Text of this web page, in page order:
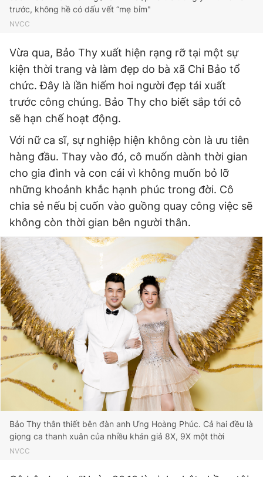
trước, không hề có dấu vết “mẹ bỉm"
NVCC
Vừa qua, Bảo Thy xuất hiện rạng rỡ tại một sự
kiện thời trang và làm đẹp do bà xã Chi Bảo tổ
chức. Đây là lần hiếm hoi người đẹp tái xuất
trước công chúng. Bảo Thy cho biết sắp tới cô
sẽ hạn chế hoạt động.
Với nữ ca sĩ, sự nghiệp hiện không còn là ưu tiên
hàng đầu. Thay vào đó, cô muốn dành thời gian
cho gia đình và con cái vì không muốn bỏ lỡ
những khoảnh khắc hạnh phúc trong đời. Cô
chia sẻ nếu bị cuốn vào guồng quay công việc sẽ
không còn thời gian bên người thân.
Bảo Thy thân thiết bên đàn anh Ưng Hoàng Phúc. Cả hai đều là
giọng ca thanh xuân của nhiều khán giả 8X, 9X một thời
NVCC